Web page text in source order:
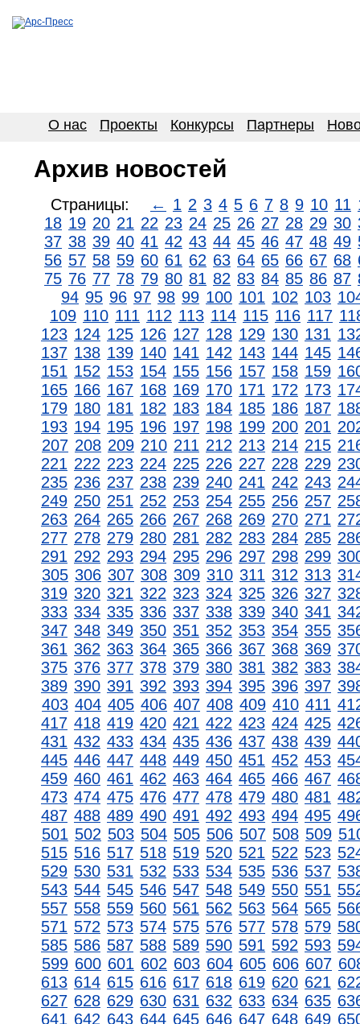
О нас Проекты Конкурсы Партнеры
Архив новостей
Страницы: ← 1 2 3 4 5 6 7 8 9 10 11
18 19 20 21 22 23 24 25 26 27 28 29 30
37 38 39 40 41 42 43 44 45 46 47 48 49
56 57 58 59 60 61 62 63 64 65 66 67 68
75 76 77 78 79 80 81 82 83 84 85 86 87
94 95 96 97 98 99 100 101 102 103
109 110 111 112 113 114 115 116 117
123 124 125 126 127 128 129 130 131
137 138 139 140 141 142 143 144 145
151 152 153 154 155 156 157 158 159
165 166 167 168 169 170 171 172 173
179 180 181 182 183 184 185 186 187
193 194 195 196 197 198 199 200 201
207 208 209 210 211 212 213 214 215
221 222 223 224 225 226 227 228 229
235 236 237 238 239 240 241 242 243
249 250 251 252 253 254 255 256 257
263 264 265 266 267 268 269 270 271
277 278 279 280 281 282 283 284 285
291 292 293 294 295 296 297 298 299
305 306 307 308 309 310 311 312 313
319 320 321 322 323 324 325 326 327
333 334 335 336 337 338 339 340 341
347 348 349 350 351 352 353 354 355
361 362 363 364 365 366 367 368 369
375 376 377 378 379 380 381 382 383
389 390 391 392 393 394 395 396 397
403 404 405 406 407 408 409 410 411
417 418 419 420 421 422 423 424 425
431 432 433 434 435 436 437 438 439
445 446 447 448 449 450 451 452 453
459 460 461 462 463 464 465 466 467
473 474 475 476 477 478 479 480 481
487 488 489 490 491 492 493 494 495
501 502 503 504 505 506 507 508 509
515 516 517 518 519 520 521 522 523
529 530 531 532 533 534 535 536 537
543 544 545 546 547 548 549 550 551
557 558 559 560 561 562 563 564 565
571 572 573 574 575 576 577 578 579
585 586 587 588 589 590 591 592 593
599 600 601 602 603 604 605 606 607
613 614 615 616 617 618 619 620 621
627 628 629 630 631 632 633 634 635
641 642 643 644 645 646 647 648 649